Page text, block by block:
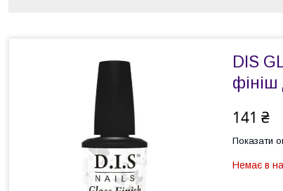
DIS
фініш
141 ₴
Показати
Немає в